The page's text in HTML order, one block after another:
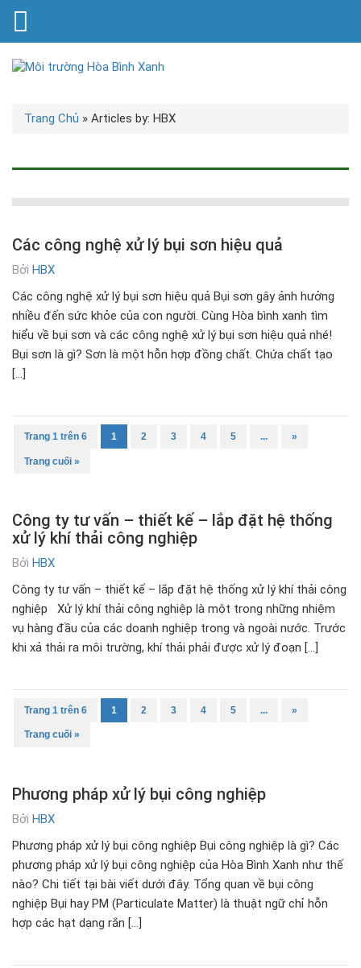
Trang Chủ » Articles by: HBX
Các công nghệ xử lý bụi sơn hiệu quả
Bởi HBX
Các công nghệ xử lý bụi sơn hiệu quả Bụi sơn gây ảnh hưởng
nhiều đến sức khỏe của con người. Cùng Hòa bình xanh tìm
hiểu về bụi sơn và các công nghệ xử lý bụi sơn hiệu quả nhé!
Bụi sơn là gì? Sơn là một hỗn hợp đồng chất. Chứa chất tạo
[…]
Trang 1 trên 6 1 2 3 4 5 ... »
Trang cuối »
Công ty tư vấn – thiết kế – lắp đặt hệ thống
xử lý khí thải công nghiệp
Bởi HBX
Công ty tư vấn – thiết kế – lắp đặt hệ thống xử lý khí thải công
nghiệp Xử lý khí thải công nghiệp là một trong những nhiệm
vụ hàng đầu của các doanh nghiệp trong và ngoài nước. Trước
khi xả thải ra môi trường, khí thải phải được xử lý đoạn […]
Trang 1 trên 6 1 2 3 4 5 ... »
Trang cuối »
Phương pháp xử lý bụi công nghiệp
Bởi HBX
Phương pháp xử lý bụi công nghiệp Bụi công nghiệp là gì? Các
phương pháp xử lý bụi công nghiệp của Hòa Bình Xanh như thế
nào? Chi tiết tại bài viết dưới đây. Tổng quan về bụi công
nghiệp Bụi hay PM (Particulate Matter) là thuật ngữ chỉ hỗn
hợp các hạt dạng rắn […]